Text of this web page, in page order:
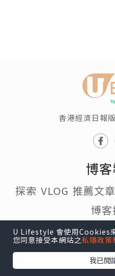
香港經濟日報
博
探索 VLOG 推薦文章
博客
我
帳戶設定
U Lifestyle 會使用Cookies
您同意接受本網站之私隱政策
我已閱